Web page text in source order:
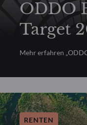
ODDO
Target
Mehr erfahren
RENTEN